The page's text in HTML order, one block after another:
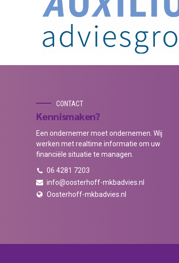
CONTACT
Kennismaken?
Een ondernemer moet ondernemen. Wij
werken met realtime informatie om uw
financiële situatie te managen.
06 4281 7203
info@oosterhoff-mkbadvies.nl
Oosterhoff-mkbadvies.nl